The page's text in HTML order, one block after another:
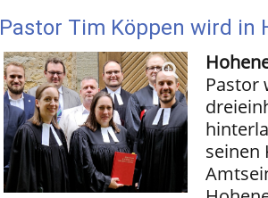
Pastor Tim Köppen wird
Pastor
seinen